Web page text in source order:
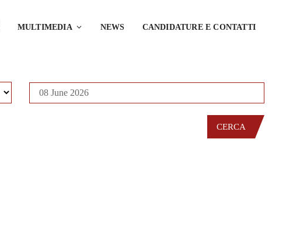
MULTIMEDIA NEWS CANDIDATURE E CONTATTI
CERCA